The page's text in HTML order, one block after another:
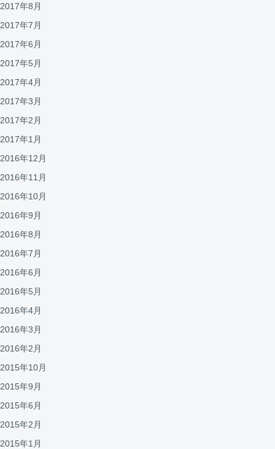
2017年8月
2017年7月
2017年6月
2017年5月
2017年4月
2017年3月
2017年2月
2017年1月
2016年12月
2016年11月
2016年10月
2016年9月
2016年8月
2016年7月
2016年6月
2016年5月
2016年4月
2016年3月
2016年2月
2015年10月
2015年9月
2015年6月
2015年2月
2015年1月